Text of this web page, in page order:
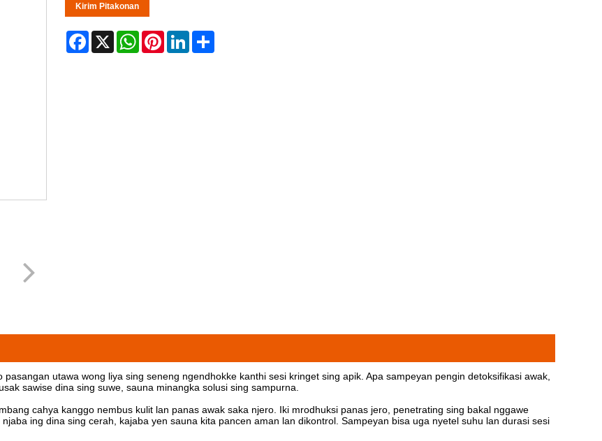
Kirim Pitakonan
Facebook
X WhatsApp
PinterestLinkedIn
utawa wong liya sing seneng ngendhokke kanthi sesi kringet sing apik. Apa sampeyan pengin detoksifikasi awak,
sawise dina sing suwe, sauna minangka solusi sing sampurna.
cahya kanggo nembus kulit lan panas awak saka njero. Iki mrodhuksi panas jero, penetrating sing bakal nggawe
ing dina sing cerah, kajaba yen sauna kita pancen aman lan dikontrol. Sampeyan bisa uga nyetel suhu lan durasi sesi